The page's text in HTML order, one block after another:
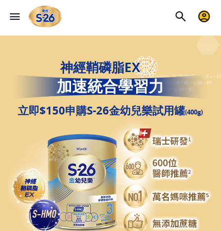
神經鞘磷脂EX
加速統合學習力
立即$150申購S-26金幼兒樂試用罐(400g)